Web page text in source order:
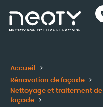
Accueil
Rénovation de façade
Nettoyage et traitement de
façade